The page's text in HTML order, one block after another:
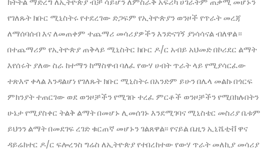
የገለጹት ክቡር ሚኒስትሩ የተደረገው ድጋፍም የኢትዮጵያን ወንዞች የጥራት መረጃ
ለማሰባሰብ እና ለመጠቀም ተጨማሪ መሳሪያዎችን እንድናገኝ ያነሳሳናል ብለዋል።
በተጨማሪም የኢትዮጵያ ጠቅላይ ሚኒስትር ክቡር ዶ/ር አብይ አህመድ በኮሪደር ልማት
እየሰሩት ያለው ስራ ከተማን ከማስዋብ ባለፈ የውሃ ሀብት ጥራት ላይ የሚያሳርፈው
ተጽእኖ ቀላል እንዳልሆነ የገለጹት ክቡር ሚኒስትሩ በአንድም ይሁን በሌላ መልኩ በጎርፍ
ምክንያት ተጠርገው ወደ ወንዞቻችን የሚገቡ ተረፈ ምርቶች ወንዞቻችን የሚበክሉበትን
ሁኔታ የሚያስቀር ትልቅ ልማት በመሆኑ ሊመሰገኑ እንደሚገባና ሚኒስቴር መስሪያ ቤቱም
ይህንን ልማት በመደገፍ ረገድ ቁርጠኛ መሆኑን ገልጸዋል፡፡ የናይል ቤዚን ኢኒሼቲቭ ዋና
ዳይሬክተር ዶ/ር ፍሎረንስ ግሬስ ለኢትዮጵያ የተበረከተው የውሃ ጥራት መለኪያ መሳሪያ